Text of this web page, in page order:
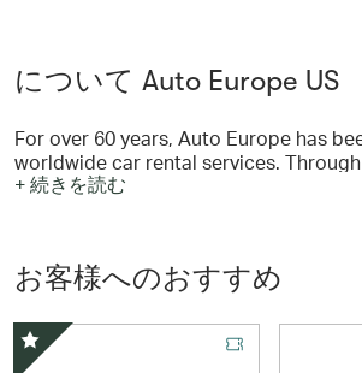
について Auto Europe US
For over 60 years, Auto Europe has
worldwide car rental services.
relationships with top suppliers like
at 20,000 pickup locations in over 180
worldwide.
+ 続きを読む
お客様へのおすすめ
スペシャルオファー